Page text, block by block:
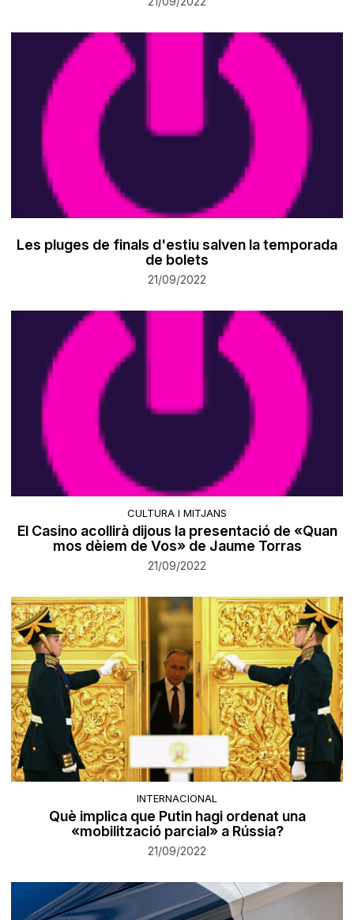
Les pluges de finals d'estiu salven la temporada
de bolets
21/09/2022
CULTURA I MITJANS
El Casino acollirà dijous la presentació de «Quan
mos dèiem de Vos» de Jaume Torras
21/09/2022
INTERNACIONAL
Què implica que Putin hagi ordenat una
«mobilització parcial» a Rússia?
21/09/2022